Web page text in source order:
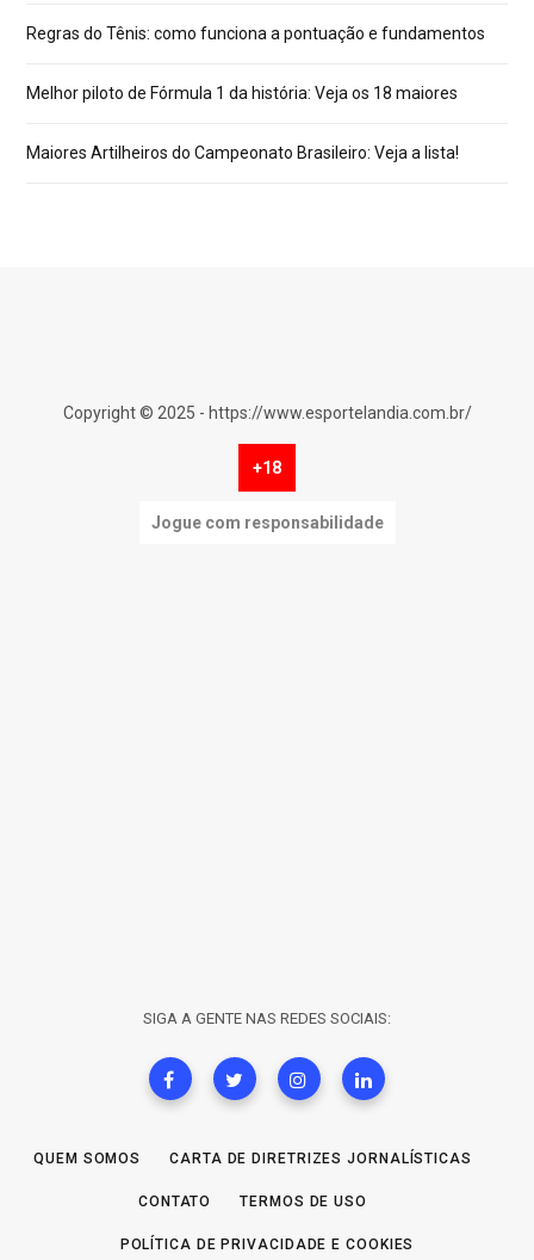
Regras do Tênis: como funciona a pontuação e fundamentos
Melhor piloto de Fórmula 1 da história: Veja os 18 maiores
Maiores Artilheiros do Campeonato Brasileiro: Veja a lista!
Copyright © 2025 - https://www.esportelandia.com.br/
+18
Jogue com responsabilidade
SIGA A GENTE NAS REDES SOCIAIS:
QUEM SOMOS CARTA DE DIRETRIZES JORNALÍSTICAS
CONTATO TERMOS DE USO
POLÍTICA DE PRIVACIDADE E COOKIES